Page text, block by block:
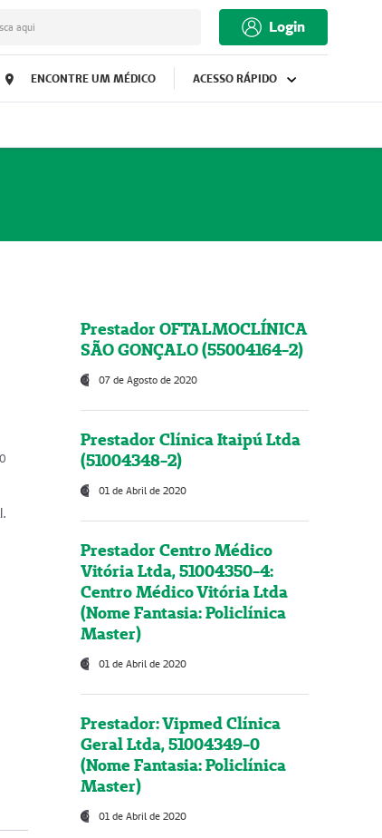
aqui Login
ENCONTRE UM MÉDICO ACESSO RÁPIDO
Prestador OFTALMOCLÍNICA
SÃO GONÇALO (55004164-2)
07 de Agosto de 2020
Prestador Clínica Itaipú Ltda
(51004348-2)
01 de Abril de 2020
Prestador Centro Médico
Vitória Ltda, 51004350-4:
Centro Médico Vitória Ltda
(Nome Fantasia: Policlínica
Master)
01 de Abril de 2020
Prestador: Vipmed Clínica
Geral Ltda, 51004349-0
(Nome Fantasia: Policlínica
Master)
01 de Abril de 2020